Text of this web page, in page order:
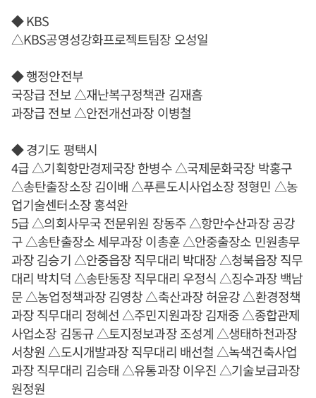
◆ KBS
△KBS공영성강화프로젝트팀장 오성일
◆ 행정안전부
국장급 전보 △재난복구정책관 김재흠
과장급 전보 △안전개선과장 이병철
◆ 경기도 평택시
4급 △기획항만경제국장 한병수 △국제문화국장 박홍구
△송탄출장소장 김이배 △푸른도시사업소장 정형민 △농
업기술센터소장 홍석완
5급 △의회사무국 전문위원 장동주 △항만수산과장 공강
구 △송탄출장소 세무과장 이총훈 △안중출장소 민원총무
과장 김승기 △안중읍장 직무대리 박대장 △청북읍장 직무
대리 박치덕 △송탄동장 직무대리 우정식 △징수과장 백남
문 △농업정책과장 김영창 △축산과장 허윤강 △환경정책
과장 직무대리 정혜선 △주민지원과장 김재중 △종합관제
사업소장 김동규 △토지정보과장 조성계 △생태하천과장
서창원 △도시개발과장 직무대리 배선철 △녹색건축사업
과장 직무대리 김승태 △유통과장 이우진 △기술보급과장
원정원